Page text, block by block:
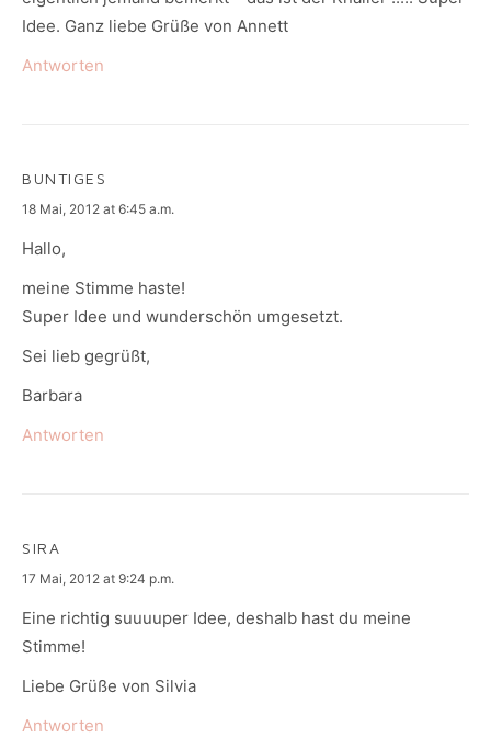
Idee. Ganz liebe Grüße von Annett
Antworten
BUNTIGES
says:
18 Mai, 2012 at 6:45 a.m.
Hallo,
meine Stimme haste!
Super Idee und wunderschön umgesetzt.
Sei lieb gegrüßt,
Barbara
Antworten
SIRA
says:
17 Mai, 2012 at 9:24 p.m.
Eine richtig suuuuper Idee, deshalb hast du meine
Stimme!
Liebe Grüße von Silvia
Antworten